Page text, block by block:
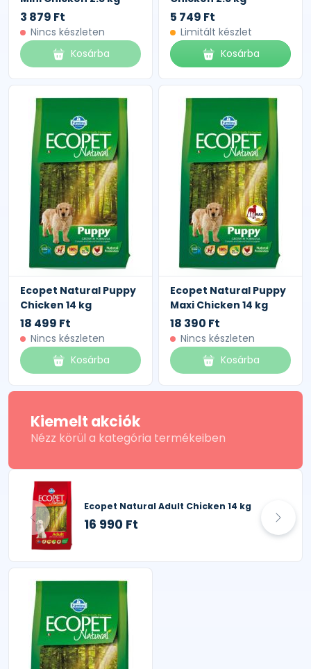
3 879 Ft
Nincs készleten
Kosárba
5 749 Ft
Limitált készlet
Kosárba
Ecopet Natural Puppy
Chicken 14 kg
18 499 Ft
Nincs készleten
Kosárba
Ecopet Natural Puppy
Maxi Chicken 14 kg
18 390 Ft
Nincs készleten
Kosárba
Kiemelt akciók
Nézz körül a kategória termékeiben
Ecopet Natural Adult Chicken 14 kg
16 990 Ft